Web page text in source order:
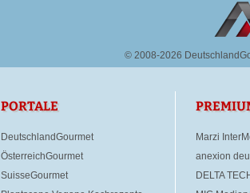
© 2008-2026
PORTALE
DeutschlandGourmet
ÖsterreichGourmet
SuisseGourmet
Marzi
anexion
DELTA